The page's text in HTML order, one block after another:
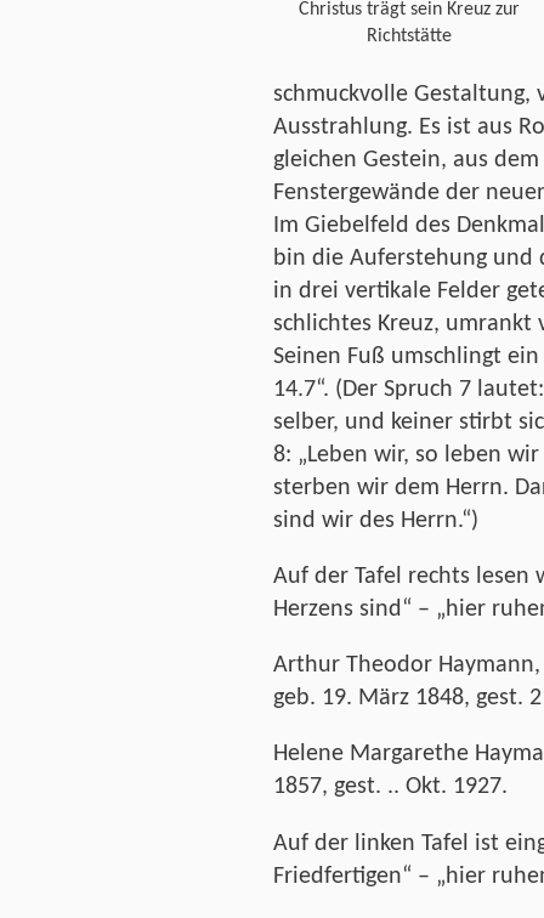
Christus trägt sein Kreuz zur
Richtstätte
schmuckvolle
Ausstrahlung. Es ist aus
gleichen Gestein, aus
Fenstergewände der
Im Giebelfeld des
bin die Auferstehung und
in drei vertikale Felder
schlichtes Kreuz, umrankt
Seinen Fuß umschlingt
14.7“. (Der Spruch 7
selber, und keiner stirbt
8: „Leben wir, so leben
sterben wir dem Herrn.
sind wir des Herrn.“)
Auf der Tafel rechts lesen
Herzens sind“ – „hier
Arthur Theodor
geb. 19. März 1848, gest.
Helene Margarethe
1857, gest. .. Okt. 1927.
Auf der linken Tafel ist
Friedfertigen“ – „hier